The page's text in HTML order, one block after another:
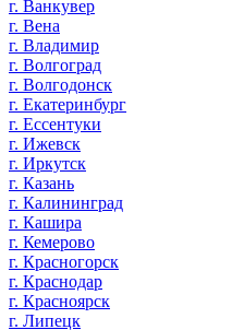
г. Ванкувер
г. Вена
г. Владимир
г. Волгоград
г. Волгодонск
г. Екатеринбург
г. Ессентуки
г. Ижевск
г. Иркутск
г. Казань
г. Калининград
г. Кашира
г. Кемерово
г. Красногорск
г. Краснодар
г. Красноярск
г. Липецк